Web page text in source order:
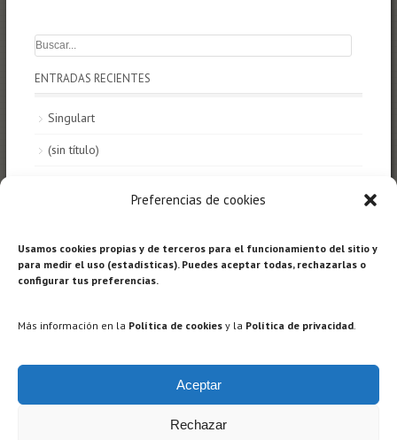
Preferencias de cookies
Usamos cookies propias y de terceros para el funcionamiento del sitio y
para medir el uso (estadísticas). Puedes aceptar todas, rechazarlas o
configurar tus preferencias.
Más información en la Política de cookies y la Política de privacidad.
Aceptar
Rechazar
ENTRADAS RECIENTES
Singulart
(sin título)
Centre d’Art i Literatura Contemporani Jordi Rodríguez-
Amat.
Historia del Expresionismo
El Triunfo de la Pintura Norteamericana. Historia del